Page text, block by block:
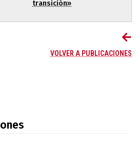
transición»
VOLVER A PUBLICACIONES